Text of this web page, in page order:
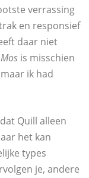
verrassing
en responsief
daar niet
Mos is misschien
ik had
Quill alleen
het kan
types
je, andere